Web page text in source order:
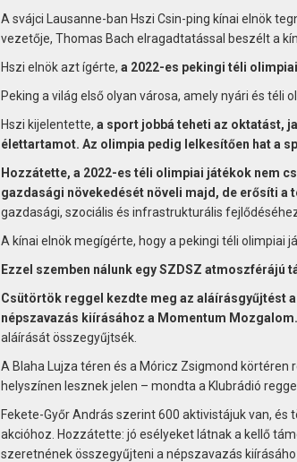
A svájci Lausanne-ban Hszi Csin-ping kínai elnök
vezetője, Thomas Bach elragadtatással beszélt a
Hszi elnök azt ígérte, a 2022-es pekingi téli
Peking a világ első olyan városa, amely nyári és téli
Hszi kijelentette, a sport jobbá teheti az oktatást,
élettartamot. Az olimpia pedig lelkesítően hat a
Hozzátette, a 2022-es téli olimpiai játékok nem
gazdasági növekedését növeli majd, de erősíti a
gazdasági, szociális és infrastrukturális
A kínai elnök megígérte, hogy a pekingi téli olimpiai
Ezzel szemben nálunk egy SZDSZ
Csütörtök reggel kezdte meg az aláírásgyűjtést
népszavazás kiírásához a Momentum Mozgalom.
aláírását összegyűjtsék.
A Blaha Lujza téren és a Móricz Zsigmond
helyszínen lesznek jelen – mondta a Klubrádió
Fekete-Győr András szerint 600 aktivistájuk van,
akcióhoz. Hozzátette: jó esélyeket látnak a kellő
szeretnének összegyűjteni a népszavazás